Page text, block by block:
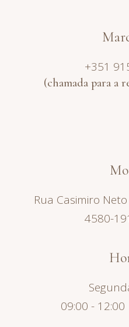
+351
(chamada para a
Rua Casimiro
4580-
09:00 -